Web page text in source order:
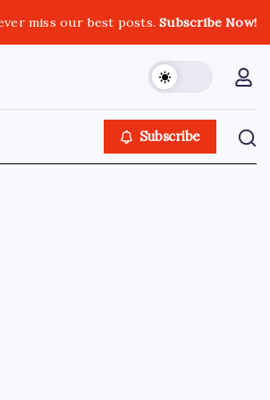
miss our best posts.Subscribe Now!
Subscribe